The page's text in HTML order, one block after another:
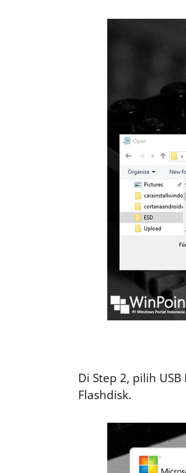
Di Step 2, pilih
Flashdisk.